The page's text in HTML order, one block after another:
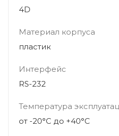
4D
Материал корпуса
пластик
Интерфейс
RS-232
Температура
от -20°C до +40°C